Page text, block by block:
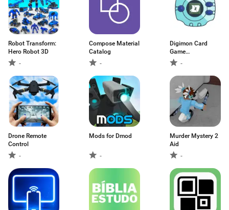
Robot Transform:
Hero Robot 3D
-
Compose Material
Catalog
-
Digimon Card
Game
Encyclopedia
-
Drone Remote
Control
-
Mods for Dmod
-
Murder Mystery 2
Aid
-